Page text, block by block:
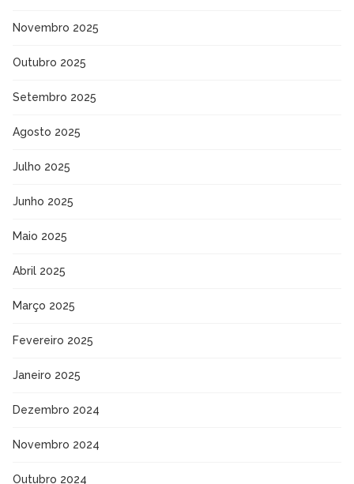
Novembro 2025
Outubro 2025
Setembro 2025
Agosto 2025
Julho 2025
Junho 2025
Maio 2025
Abril 2025
Março 2025
Fevereiro 2025
Janeiro 2025
Dezembro 2024
Novembro 2024
Outubro 2024